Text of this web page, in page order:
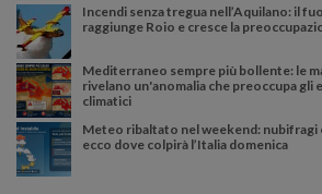
Incendi senza tregua nell’Aquilano: il
raggiunge Roio e cresce la
Mediterraneo sempre più bollente: le
rivelano un'anomalia che preoccupa gli
climatici
Meteo ribaltato nel weekend: nubifragi
ecco dove colpirà l’Italia domenica